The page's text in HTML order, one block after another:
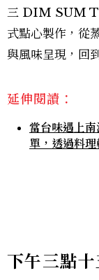
三 DIM SUM
式點心製作，從
與風味呈現，回
延伸閱讀：
當台味遇上
單，透過料
下午三點